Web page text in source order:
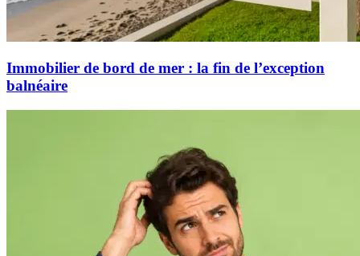
Immobilier de bord de mer : la fin de l’exception
balnéaire